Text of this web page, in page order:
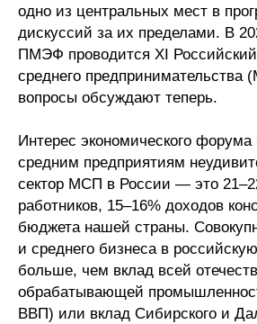
О журнале
Выпуски
Информация для
Общие требования
Стандарты
Семинары
одно из центральных мест в
дискуссий за их пределами. В
ПМЭФ проводится XI
среднего предпринимательства
вопросы обсуждают теперь.
Интерес экономического
средним предприятиям
сектор МСП в России — это
работников, 15–16% доходов
бюджета нашей страны.
и среднего бизнеса в
больше, чем вклад всей
обрабатывающей
ВВП) или вклад Сибирского и